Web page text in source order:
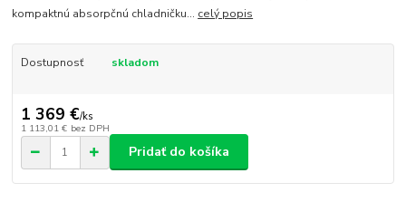
kompaktnú absorpčnú chladničku... celý popis
Dostupnosť skladom
1 369 €/ks
1 113,01 € bez DPH
Pridať do košíka